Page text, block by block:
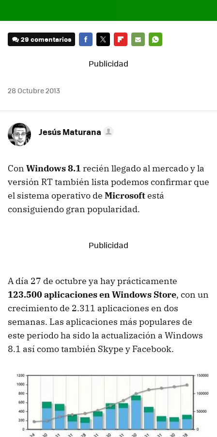
29 comentarios
28 Octubre 2013
Jesús Maturana
Con Windows 8.1 recién llegado al mercado y la
versión RT también lista podemos confirmar que
el sistema operativo de Microsoftestá
consiguiendo gran popularidad.
A día 27 de octubre ya hay prácticamente
123.500 aplicaciones en Windows Store, con un
crecimiento de 2.311 aplicaciones en dos
semanas. Las aplicaciones más populares de
este periodo ha sido la actualización a Windows
8.1 así como también Skype y Facebook.